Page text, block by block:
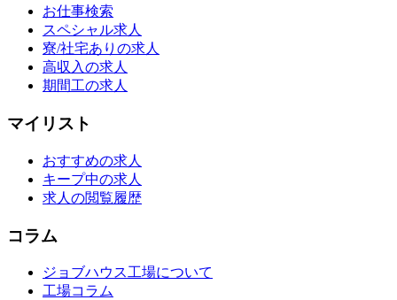
お仕事検索
スペシャル求人
寮/社宅ありの求人
高収入の求人
期間工の求人
マイリスト
おすすめの求人
キープ中の求人
求人の閲覧履歴
コラム
ジョブハウス工場について
工場コラム